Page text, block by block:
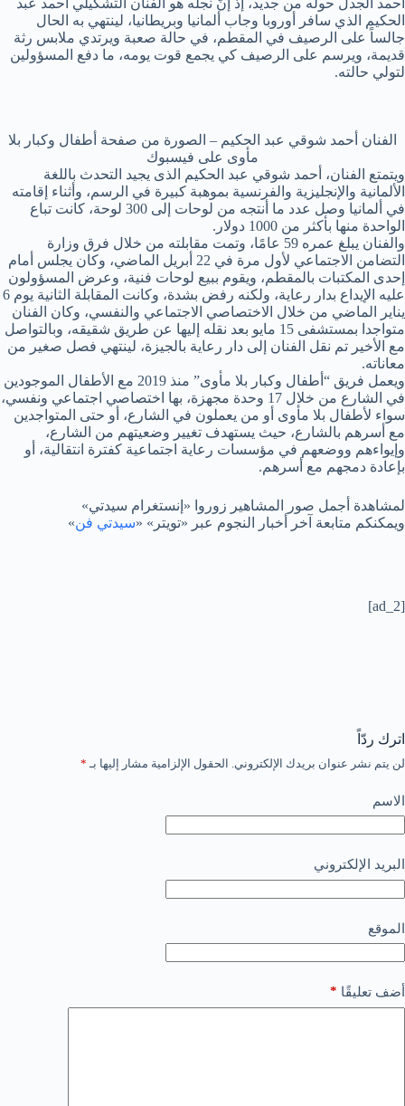
الحكيم الذي سافر أوروبا وجاب ألمانيا وبريطانيا، لينتهي به الحال
جالساً على الرصيف في المقطم، في حالة صعبة ويرتدي ملابس رثة
قديمة، ويرسم على الرصيف كي يجمع قوت يومه، ما دفع المسؤولين
لتولي حالته.
الفنان أحمد شوقي عبد الحكيم – الصورة من صفحة أطفال وكبار بلا
مأوى على فيسبوك
ويتمتع الفنان، أحمد شوقي عبد الحكيم الذى يجيد التحدث باللغة
الألمانية والإنجليزية والفرنسية بموهبة كبيرة في الرسم، وأثناء إقامته
في ألمانيا وصل عدد ما أنتجه من لوحات إلى 300 لوحة، كانت تباع
الواحدة منها بأكثر من 1000 دولار.
والفنان يبلغ عمره 59 عامًا، وتمت مقابلته من خلال فرق وزارة
التضامن الاجتماعي لأول مرة في 22 أبريل الماضي، وكان يجلس أمام
إحدى المكتبات بالمقطم، ويقوم ببيع لوحات فنية، وعرض المسؤولون
عليه الإيداع بدار رعاية، ولكنه رفض بشدة، وكانت المقابلة الثانية يوم 6
يناير الماضي من خلال الاختصاصي الاجتماعي والنفسي، وكان الفنان
متواجدا بمستشفى 15 مايو بعد نقله إليها عن طريق شقيقه، وبالتواصل
مع الأخير تم نقل الفنان إلى دار رعاية بالجيزة، لينتهي فصل صغير من
معاناته.
ويعمل فريق “أطفال وكبار بلا مأوى” منذ 2019 مع الأطفال الموجودين
في الشارع من خلال 17 وحدة مجهزة، بها اختصاصي اجتماعي ونفسي،
سواء لأطفال بلا مأوى أو من يعملون في الشارع، أو حتى المتواجدين
مع أسرهم بالشارع، حيث يستهدف تغيير وضعيتهم من الشارع،
وإيواءهم ووضعهم في مؤسسات رعاية اجتماعية كفترة انتقالية، أو
بإعادة دمجهم مع أسرهم.
لمشاهدة أجمل صور المشاهير زوروا «إنستغرام سيدتي»
ويمكنكم متابعة آخر أخبار النجوم عبر «تويتر» «سيدتي فن»
[ad_2]
اترك ردّاً
لن يتم نشر عنوان بريدك الإلكتروني. الحقول الإلزامية مشار إليها بـ *
الاسم
البريد الإلكتروني
الموقع
أضف تعليقًا *